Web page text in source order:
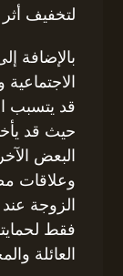
لتخفيف
بالإضافة
قد يتسبب
حيث قد
البعض
وعلاقات
الزوجة
فقط
العائلة